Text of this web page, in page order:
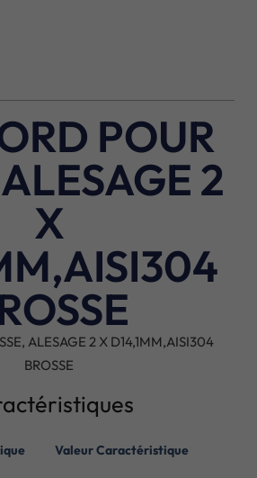
POUR
2
X
ALESAGE 2 X D14,1MM,AISI304
BROSSE
Valeur Caractéristique